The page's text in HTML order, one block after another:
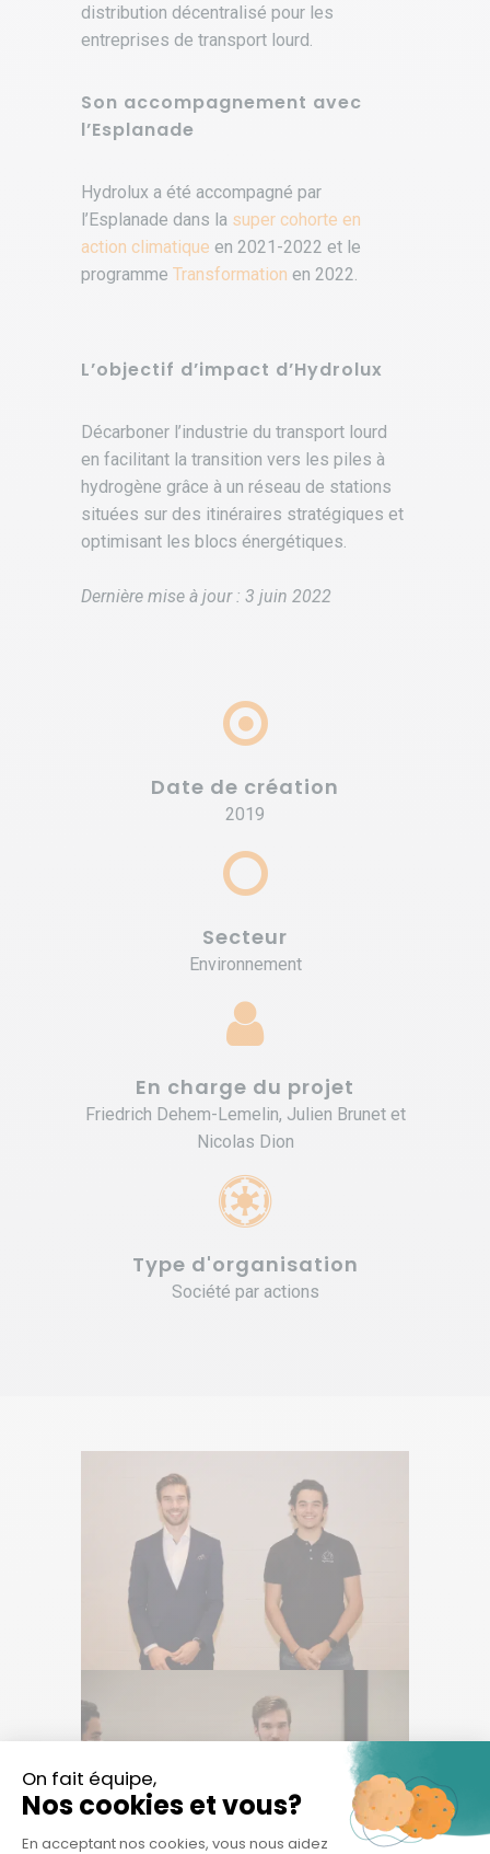
distribution décentralisé pour les
entreprises de transport lourd.
Son accompagnement avec
l’Esplanade
Hydrolux a été accompagné par
l’Esplanade dans la super cohorte en
action climatique en 2021-2022 et le
programme Transformation en 2022.
L’objectif d’impact d’Hydrolux
Décarboner l’industrie du transport lourd
en facilitant la transition vers les piles à
hydrogène grâce à un réseau de stations
situées sur des itinéraires stratégiques et
optimisant les blocs énergétiques.
Dernière mise à jour : 3 juin 2022
Date de création
2019
Secteur
Environnement
En charge du projet
Friedrich Dehem-Lemelin, Julien Brunet et
Nicolas Dion
Type d'organisation
Société par actions